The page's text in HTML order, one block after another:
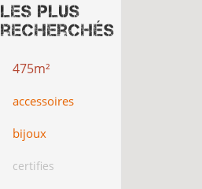
Les plus
recherchés
475m²
accessoires
bijoux
certifies